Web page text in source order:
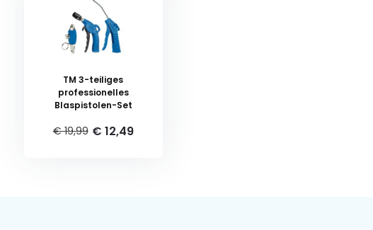
TM 3-teiliges
professionelles
Blaspistolen-Set
€ 19,99 € 12,49